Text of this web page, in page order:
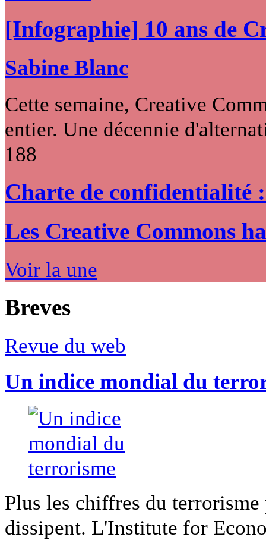
[Infographie] 10 ans de
Sabine Blanc
Cette semaine, Creative
entier. Une décennie
188
Charte de confidentialité
Les Creative Commons
Voir la une
Breves
Revue du web
Un indice mondial du
Plus les chiffres du
dissipent. L'Institute for